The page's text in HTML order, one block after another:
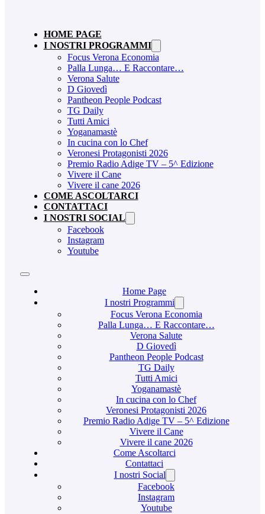
HOME PAGE
I NOSTRI PROGRAMMI
Focus Verona Economia
Palla Lunga… E Raccontare…
Verona Salute
D Giovedì
Pantheon People Podcast
TG Daily
Tutti Amici
Yoganamastè
In cucina con lo Chef
Veronesi Protagonisti 2026
Premio Radio Adige TV – 5^ Edizione
Vivere il Cane
Vivere il cane 2026
COME ASCOLTARCI
CONTATTACI
I NOSTRI SOCIAL
Facebook
Instagram
Youtube
Home Page
I nostri Programmi
Focus Verona Economia
Palla Lunga… E Raccontare…
Verona Salute
D Giovedì
Pantheon People Podcast
TG Daily
Tutti Amici
Yoganamastè
In cucina con lo Chef
Veronesi Protagonisti 2026
Premio Radio Adige TV – 5^ Edizione
Vivere il Cane
Vivere il cane 2026
Come Ascoltarci
Contattaci
I nostri Social
Facebook
Instagram
Youtube